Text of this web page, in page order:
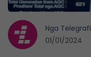
Nga Telegrafi
01/01/2024